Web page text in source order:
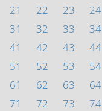
21
22 23 24
31
32 33 34
41
42 43 44
51
52 53 54
61
62 63 64
71
72 73 74